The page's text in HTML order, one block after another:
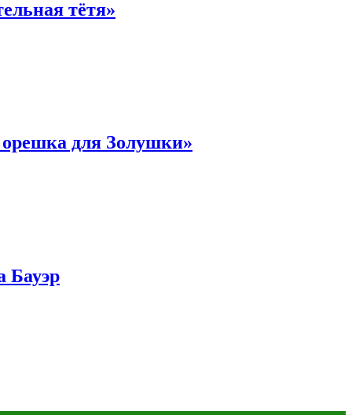
тётя»
для Золушки»
Бауэр